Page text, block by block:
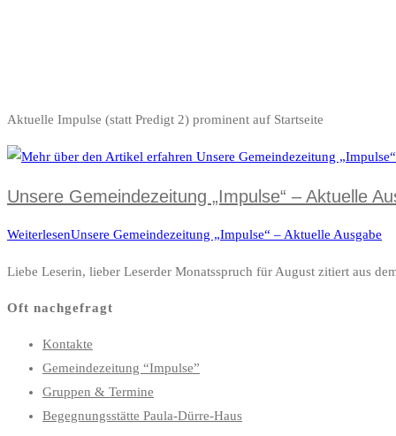
Aktuelle Impulse (statt Predigt 2) prominent auf Startseite
Unsere Gemeindezeitung „Impulse“ – Aktuelle
WeiterlesenUnsere Gemeindezeitung „Impulse“ – Aktuelle Ausgabe
Liebe Leserin, lieber Leserder Monatsspruch für August zitiert aus
Oft nachgefragt
Kontakte
Gemeindezeitung “Impulse”
Gruppen & Termine
Begegnungsstätte Paula-Dürre-Haus